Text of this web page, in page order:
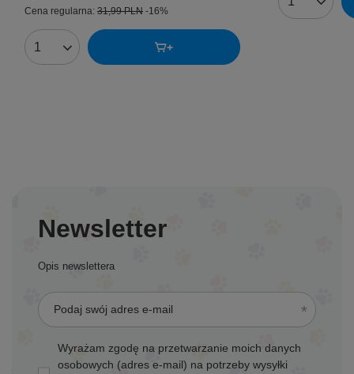
Cena regularna: 31,99 PLN -16%
Ilość produktów
Ilość
Newsletter
Opis newslettera
Podaj swój adres e-mail
Wyrażam zgodę na przetwarzanie moich danych
osobowych (adres e-mail) na potrzeby wysyłki